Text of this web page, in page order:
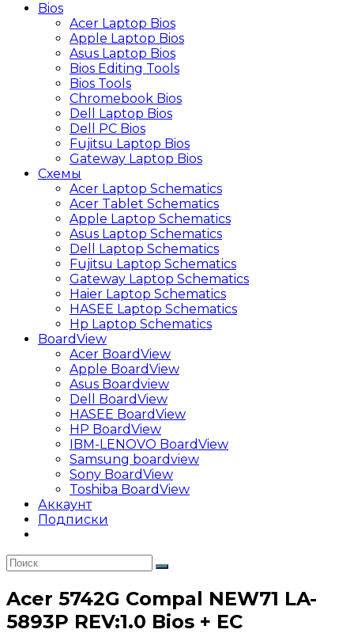
Bios
Acer Laptop Bios
Apple Laptop Bios
Asus Laptop Bios
Bios Editing Tools
Bios Tools
Chromebook Bios
Dell Laptop Bios
Dell PC Bios
Fujitsu Laptop Bios
Gateway Laptop Bios
Схемы
Acer Laptop Schematics
Acer Tablet Schematics
Apple Laptop Schematics
Asus Laptop Schematics
Dell Laptop Schematics
Fujitsu Laptop Schematics
Gateway Laptop Schematics
Haier Laptop Schematics
HASEE Laptop Schematics
Hp Laptop Schematics
BoardView
Acer BoardView
Apple BoardView
Asus Boardview
Dell BoardView
HASEE BoardView
HP BoardView
IBM-LENOVO BoardView
Samsung boardview
Sony BoardView
Toshiba BoardView
Аккаунт
Подписки
Acer 5742G Compal NEW71 LA-
5893P REV:1.0 Bios + EC